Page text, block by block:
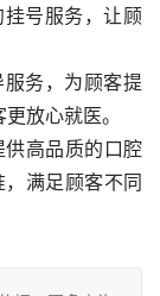
号服务，让顾
务，为顾客提
放心就医。
高品质的口腔
满足顾客不同